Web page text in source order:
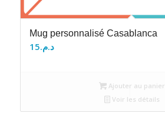
Mug personnalisé Casablanca
د.م.15
Ajouter au panier
Voir les détails